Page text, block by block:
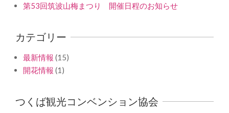
第53回筑波山梅まつり 開催日程のお知らせ
カテゴリー
最新情報 (15)
開花情報 (1)
つくば観光コンベンション協会